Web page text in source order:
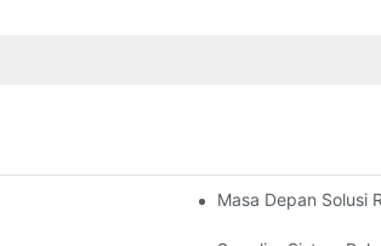
Panyimpenan AnjeunMasa Depan Solusi